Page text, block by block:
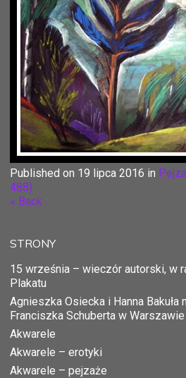
Published on 19 lipca 2016 in
488)
« Back
STRONY
15 września – wieczór autorski, w
Plakatu
Agnieszka Osiecka i Hanna Bakuła
Franciszka Schuberta w
Akwarele
Akwarele – erotyki
Akwarele – pejzaże